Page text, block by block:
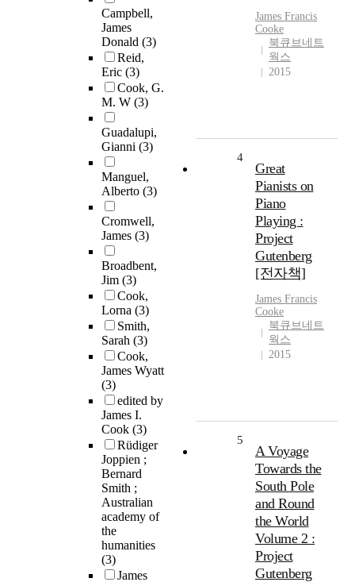
Campbell,
James
Donald (3)
Reid,
Eric (3)
Cook, G.
M. W (3)
Guadalupi,
Gianni (3)
Manguel,
Alberto (3)
Cromwell,
James (3)
Broadbent,
Jim (3)
Cook,
Lorna (3)
Smith,
Sarah (3)
Cook,
James Wyatt
(3)
edited by
James I.
Cook (3)
Rüdiger
Joppien ;
Bernard
Smith ;
Australian
academy of
the
humanities
(3)
James
James Francis
Cooke
북큐브네트
웍스
2015
4
Great
Pianists on
Piano
Playing :
Project
Gutenberg
[전자책]
James Francis
Cooke
북큐브네트
웍스
2015
5
A Voyage
Towards the
South Pole
and Round
the World
Volume 2 :
Project
Gutenberg